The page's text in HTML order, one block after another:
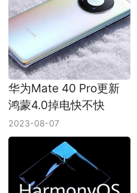
华为Mate 40 Pro更新
鸿蒙4.0掉电快不快
2023-08-07